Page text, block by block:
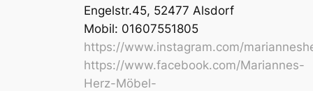
Engelstr.45, 52477 Alsdorf
Mobil: 01607551805
https://www.instagram.com/
https://www.facebook.com/Mariannes-
Herz-Möbel-